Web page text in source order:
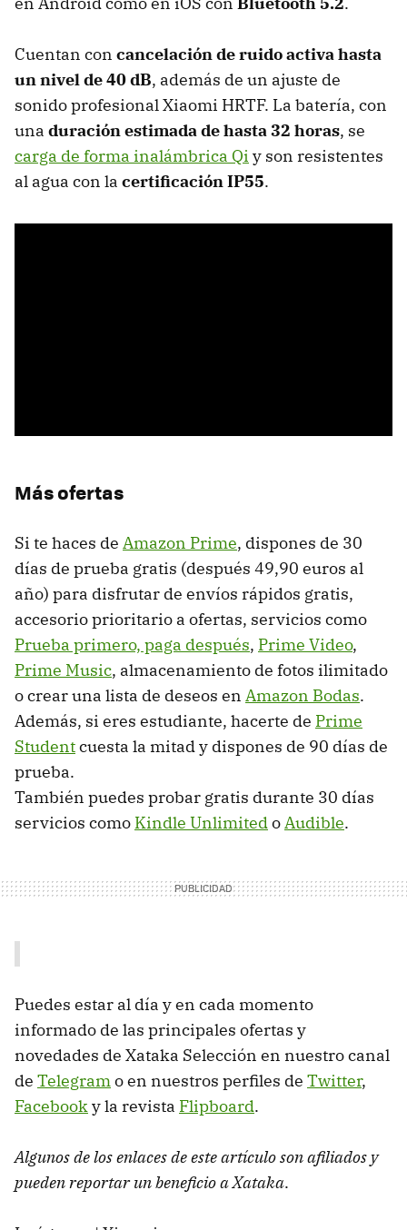
Cuentan con cancelación de ruido activa hasta
un nivel de 40 dB, además de un ajuste de
sonido profesional Xiaomi HRTF. La batería, con
una duración estimada de hasta 32 horas, se
carga de forma inalámbrica Qi y son resistentes
al agua con la certificación IP55.
Más ofertas
Si te haces de Amazon Prime, dispones de 30
días de prueba gratis (después 49,90 euros al
año) para disfrutar de envíos rápidos gratis,
accesorio prioritario a ofertas, servicios como
Prueba primero, paga después, Prime Video,
Prime Music, almacenamiento de fotos ilimitado
o crear una lista de deseos en Amazon Bodas.
Además, si eres estudiante, hacerte de Prime
Studentcuesta la mitad y dispones de 90 días de
prueba.
También puedes probar gratis durante 30 días
servicios como Kindle UnlimitedoAudible.
Puedes estar al día y en cada momento
informado de las principales ofertas y
novedades de Xataka Selección en nuestro canal
de Telegramo en nuestros perfiles de Twitter,
Facebooky la revista Flipboard.
Algunos de los enlaces de este artículo son afiliados y
pueden reportar un beneficio a Xataka.